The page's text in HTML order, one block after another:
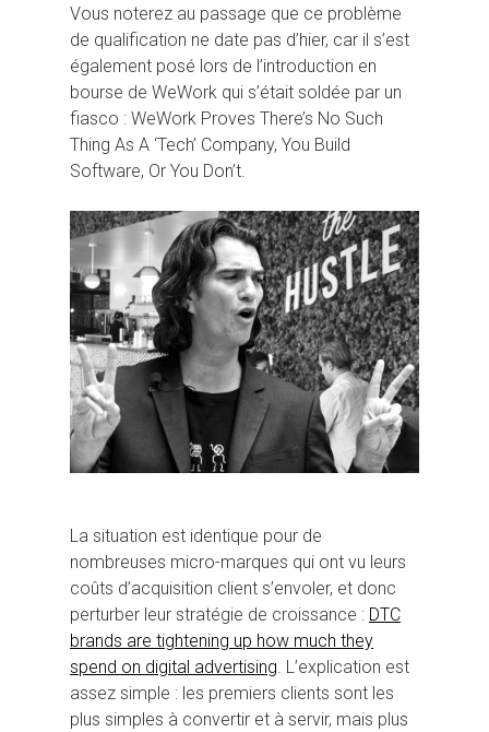
Vous noterez au passage que ce problème
de qualification ne date pas d’hier, car il s’est
également posé lors de l’introduction en
bourse de WeWork qui s’était soldée par un
fiasco : WeWork Proves There’s No Such
Thing As A ‘Tech’ Company, You Build
Software, Or You Don’t.
La situation est identique pour de
nombreuses micro-marques qui ont vu leurs
coûts d’acquisition client s’envoler, et donc
perturber leur stratégie de croissance : DTC
brands are tightening up how much they
spend on digital advertising. L’explication est
assez simple : les premiers clients sont les
plus simples à convertir et à servir, mais plus